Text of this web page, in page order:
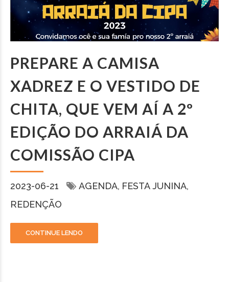
PREPARE A CAMISA
XADREZ E O VESTIDO DE
CHITA, QUE VEM AÍ A 2º
EDIÇÃO DO ARRAIÁ DA
COMISSÃO CIPA
2023-06-21 AGENDA FESTA JUNINA
REDENÇÃO
CONTINUE LENDO